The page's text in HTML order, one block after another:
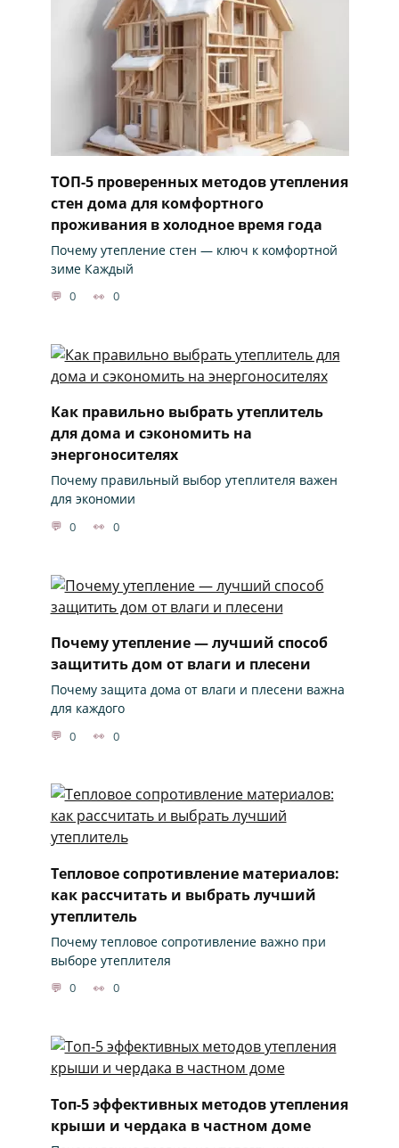
ТОП-5 проверенных методов утепления
стен дома для комфортного
проживания в холодное время года
Почему утепление стен — ключ к комфортной
зиме Каждый
0 0
Как правильно выбрать утеплитель
для дома и сэкономить на
энергоносителях
Почему правильный выбор утеплителя важен
для экономии
0 0
Почему утепление — лучший способ
защитить дом от влаги и плесени
Почему защита дома от влаги и плесени важна
для каждого
0 0
Тепловое сопротивление материалов:
как рассчитать и выбрать лучший
утеплитель
Почему тепловое сопротивление важно при
выборе утеплителя
0 0
Топ-5 эффективных методов утепления
крыши и чердака в частном доме